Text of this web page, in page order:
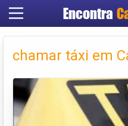
Encontra
chamar táxi em